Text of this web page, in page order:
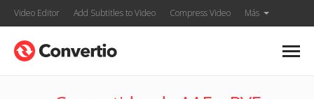
Video Editor Add Subtitles to Video Compress Video Más